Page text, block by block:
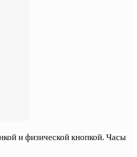
и физической кнопкой. Часы